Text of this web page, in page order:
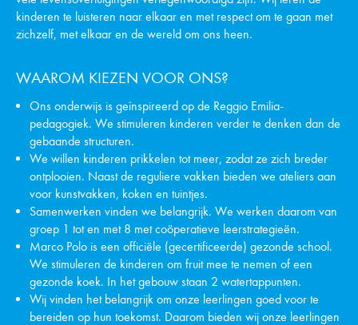
kinderen te luisteren naar elkaar en met respect om te gaan met
zichzelf, met elkaar en de wereld om ons heen.
WAAROM KIEZEN VOOR ONS?
Ons onderwijs is geïnspireerd op de Reggio Emilia-
pedagogiek. We stimuleren kinderen verder te denken dan de
gebaande structuren.
We willen kinderen prikkelen tot meer, zodat ze zich breder
ontplooien. Naast de reguliere vakken bieden we ateliers aan
voor kunstvakken, koken en tuintjes.
Samenwerken vinden we belangrijk. We werken daarom van
groep 1 tot en met 8 met coöperatieve leerstrategieën.
Marco Polo is een officiële (gecertificeerde) gezonde school.
We stimuleren de kinderen om fruit mee te nemen of een
gezonde koek. In het gebouw staan 2 watertappunten.
Wij vinden het belangrijk om onze leerlingen goed voor te
bereiden op hun toekomst. Daarom bieden wij onze leerlingen